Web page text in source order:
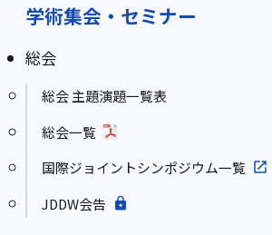
学術集会・セミナー
総会
総会 主題演題一覧表
総会一覧
国際ジョイントシンポジウム一覧
JDDW会告